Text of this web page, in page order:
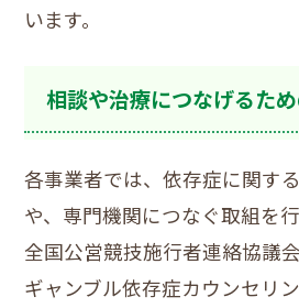
います。
相談や治療につなげるた
各事業者では、依存症に関す
や、専門機関につなぐ取組を行
全国公営競技施行者連絡協議
ギャンブル依存症カウンセリ